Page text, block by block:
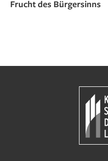
Frucht des Bürgersinns